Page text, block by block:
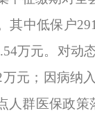
其中低保户
万元。对动
元；因病纳
人群医保政